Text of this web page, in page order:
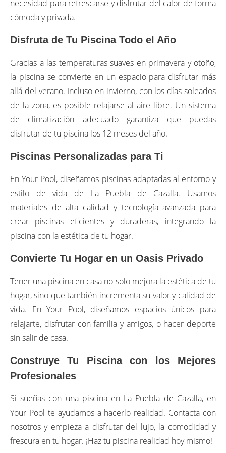
necesidad para refrescarse y disfrutar del calor de forma
cómoda y privada.
Disfruta de Tu Piscina Todo el Año
Gracias a las temperaturas suaves en primavera y otoño,
la piscina se convierte en un espacio para disfrutar más
allá del verano. Incluso en invierno, con los días soleados
de la zona, es posible relajarse al aire libre. Un sistema
de climatización adecuado garantiza que puedas
disfrutar de tu piscina los 12 meses del año.
Piscinas Personalizadas para Ti
En Your Pool, diseñamos piscinas adaptadas al entorno y
estilo de vida de La Puebla de Cazalla. Usamos
materiales de alta calidad y tecnología avanzada para
crear piscinas eficientes y duraderas, integrando la
piscina con la estética de tu hogar.
Convierte Tu Hogar en un Oasis Privado
Tener una piscina en casa no solo mejora la estética de tu
hogar, sino que también incrementa su valor y calidad de
vida. En Your Pool, diseñamos espacios únicos para
relajarte, disfrutar con familia y amigos, o hacer deporte
sin salir de casa.
Construye Tu Piscina con los Mejores
Profesionales
Si sueñas con una piscina en La Puebla de Cazalla, en
Your Pool te ayudamos a hacerlo realidad. Contacta con
nosotros y empieza a disfrutar del lujo, la comodidad y
frescura en tu hogar. ¡Haz tu piscina realidad hoy mismo!